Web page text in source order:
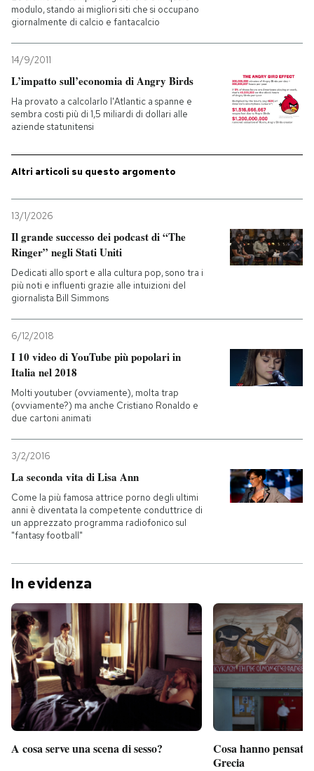
modulo, stando ai migliori siti che si occupano
giornalmente di calcio e fantacalcio
14/9/2011
L’impatto sull’economia di Angry Birds
Ha provato a calcolarlo l'Atlantic a spanne e
sembra costi più di 1,5 miliardi di dollari alle
aziende statunitensi
Altri articoli su questo argomento
13/1/2026
Il grande successo dei podcast di “The
Ringer” negli Stati Uniti
Dedicati allo sport e alla cultura pop, sono tra i
più noti e influenti grazie alle intuizioni del
giornalista Bill Simmons
6/12/2018
I 10 video di YouTube più popolari in
Italia nel 2018
Molti youtuber (ovviamente), molta trap
(ovviamente?) ma anche Cristiano Ronaldo e
due cartoni animati
3/2/2016
La seconda vita di Lisa Ann
Come la più famosa attrice porno degli ultimi
anni è diventata la competente conduttrice di
un apprezzato programma radiofonico sul
"fantasy football"
In evidenza
A cosa serve una scena di sesso?
Cosa hanno pensato
Grecia